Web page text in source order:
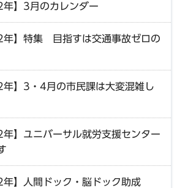
年】3月のカレンダー
年】特集 目指すは交通事故ゼロの
年】3・4月の市民課は大変混雑し
年】ユニバーサル就労支援センター
年】人間ドック・脳ドック助成